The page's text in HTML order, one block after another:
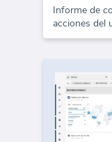
Informe de
acciones del